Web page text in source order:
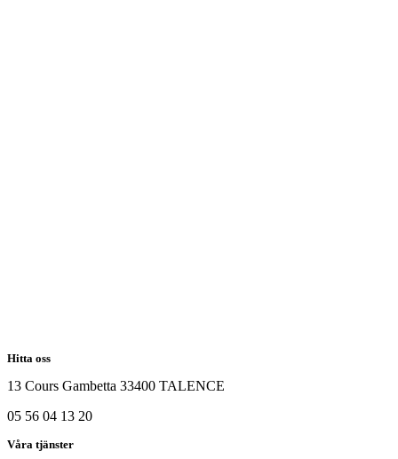
Hitta oss
13 Cours Gambetta 33400 TALENCE
05 56 04 13 20
Våra tjänster